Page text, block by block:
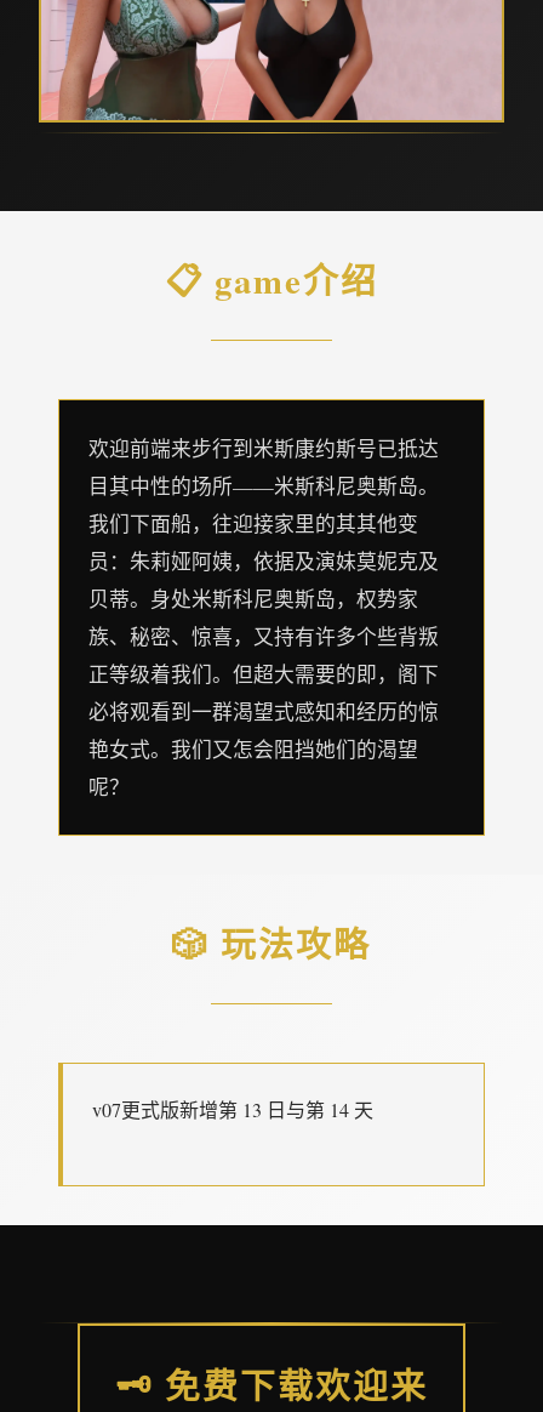
📋 game介绍
欢迎前端来步行到米斯康约斯号已抵达
目其中性的场所——米斯科尼奥斯岛。
我们下面船，往迎接家里的其其他变
员：朱莉娅阿姨，依据及演妹莫妮克及
贝蒂。身处米斯科尼奥斯岛，权势家
族、秘密、惊喜，又持有许多个些背叛
正等级着我们。但超大需要的即，阁下
必将观看到一群渴望式感知和经历的惊
艳女式。我们又怎会阻挡她们的渴望
呢？
🎲 玩法攻略
v07更式版新增第 13 日与第 14 天
🗝️ 免费下载欢迎来